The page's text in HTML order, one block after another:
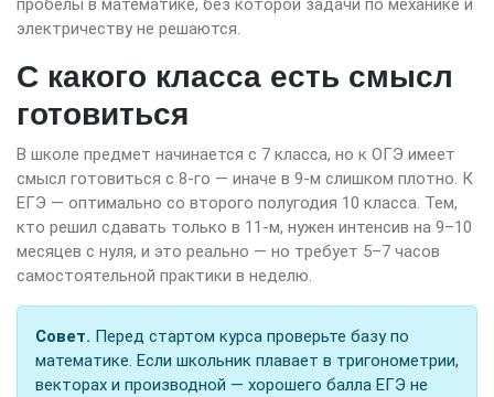
пробелы в математике, без которой задачи по механике и
электричеству не решаются.
С какого класса есть смысл
готовиться
В школе предмет начинается с 7 класса, но к ОГЭ имеет
смысл готовиться с 8-го — иначе в 9-м слишком плотно. К
ЕГЭ — оптимально со второго полугодия 10 класса. Тем,
кто решил сдавать только в 11-м, нужен интенсив на 9–10
месяцев с нуля, и это реально — но требует 5–7 часов
самостоятельной практики в неделю.
Совет. Перед стартом курса проверьте базу по
математике. Если школьник плавает в тригонометрии,
векторах и производной — хорошего балла ЕГЭ не